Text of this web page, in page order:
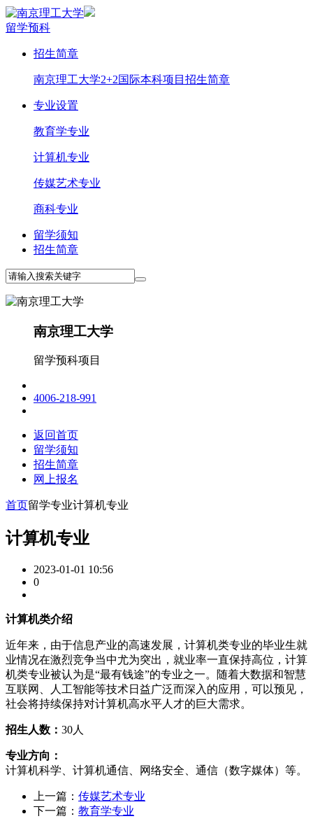
留学预科
招生简章
南京理工大学2+2国际本科项目招生简章
专业设置
教育学专业
计算机专业
传媒艺术专业
商科专业
留学须知
招生简章
南京理工大学
留学预科项目
4006-218-991
返回首页
留学须知
招生简章
网上报名
首页留学专业计算机专业
计算机专业
2023-01-01 10:56
0
计算机类介绍
近年来，由于信息产业的高速发展，计算机类专业的毕业生就
业情况在激烈竞争当中尤为突出，就业率一直保持高位，计算
机类专业被认为是“最有钱途”的专业之一。随着大数据和智慧
互联网、人工智能等技术日益广泛而深入的应用，可以预见，
社会将持续保持对计算机高水平人才的巨大需求。
招生人数： 30人
专业方向：
计算机科学、计算机通信、网络安全、通信（数字媒体）等。
上一篇： 传媒艺术专业
下一篇： 教育学专业